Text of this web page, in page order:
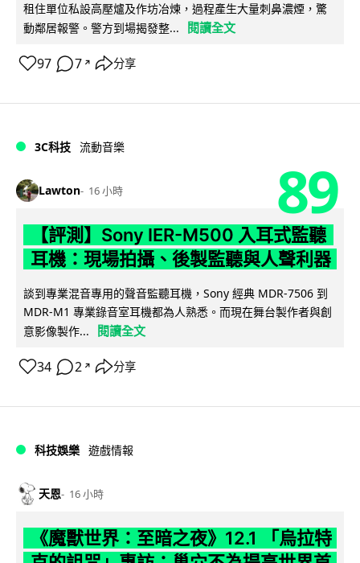
租住單位私設高壓爐及作坊冶煉，過程產生大量刺鼻濃煙，驚
動鄰居報警。警方到場揭發整...
閱讀全文
97 7 ↗ 分享
3C科技 流動音樂
Lawton 16 小時 89
【評測】Sony IER-M500 入耳式監聽
耳機：現場拍攝、後製監聽與人聲利器
談到專業混音專用的聲音監聽耳機，Sony 經典 MDR-7506 到
MDR-M1 專業錄音室耳機都為人熟悉。而現在舞台製作者與創
意影像製作...
閱讀全文
34 2 ↗ 分享
科技娛樂 遊戲情報
天恩 16 小時
《魔獸世界：至暗之夜》12.1 「烏拉特